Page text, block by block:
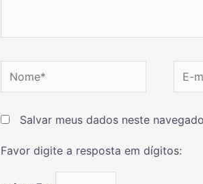
Salvar meus dados neste
Favor digite a resposta em dígitos: